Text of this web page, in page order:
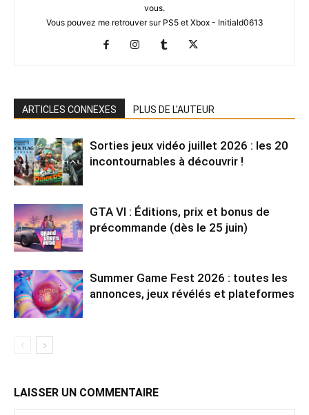
vous.
Vous pouvez me retrouver sur PS5 et Xbox - Initiald0613
ARTICLES CONNEXES PLUS DE L'AUTEUR
Sorties jeux vidéo juillet 2026 : les 20
incontournables à découvrir !
GTA VI : Éditions, prix et bonus de
précommande (dès le 25 juin)
Summer Game Fest 2026 : toutes les
annonces, jeux révélés et plateformes
LAISSER UN COMMENTAIRE